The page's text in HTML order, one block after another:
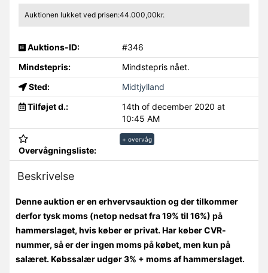
Auktionen lukket ved prisen:44.000,00kr.
Auktions-ID:
#346
Mindstepris:
Mindstepris nået.
Sted:
Midtjylland
Tilføjet d.:
14th of december 2020 at
10:45 AM
Overvågningsliste:
+ overvåg
Beskrivelse
Denne auktion er en erhvervsauktion og der tilkommer
derfor tysk moms (netop nedsat fra 19% til 16%) på
hammerslaget, hvis køber er privat. Har køber CVR-
nummer, så er der ingen moms på købet, men kun på
salæret. Købssalær udgør 3% + moms af hammerslaget.